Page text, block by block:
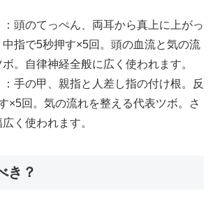
：頭のてっぺん、両耳から真上に上がっ
指で5秒押す×5回。頭の血流と気の流
。自律神経全般に広く使われます。
：手の甲、親指と人差し指の付け根。反
×5回。気の流れを整える代表ツボ。さ
く使われます。
き？